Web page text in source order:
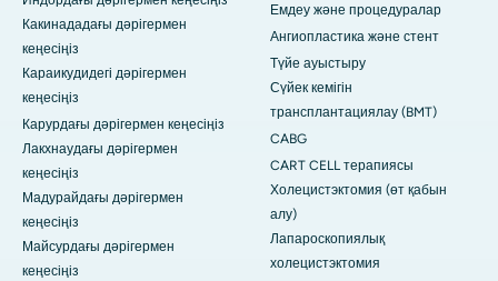
Какинададағы дәрігермен
кеңесіңіз
Караикудидегі дәрігермен
кеңесіңіз
Карурдағы дәрігермен кеңесіңіз
Лакхнаудағы дәрігермен
кеңесіңіз
Мадурайдағы дәрігермен
кеңесіңіз
Майсурдағы дәрігермен
кеңесіңіз
Емдеу және процедуралар
Ангиопластика және стент
Түйе ауыстыру
Сүйек кемігін
трансплантациялау (BMT)
CABG
CART CELL терапиясы
Холецистэктомия (өт қабын
алу)
Лапароскопиялық
холецистэктомия